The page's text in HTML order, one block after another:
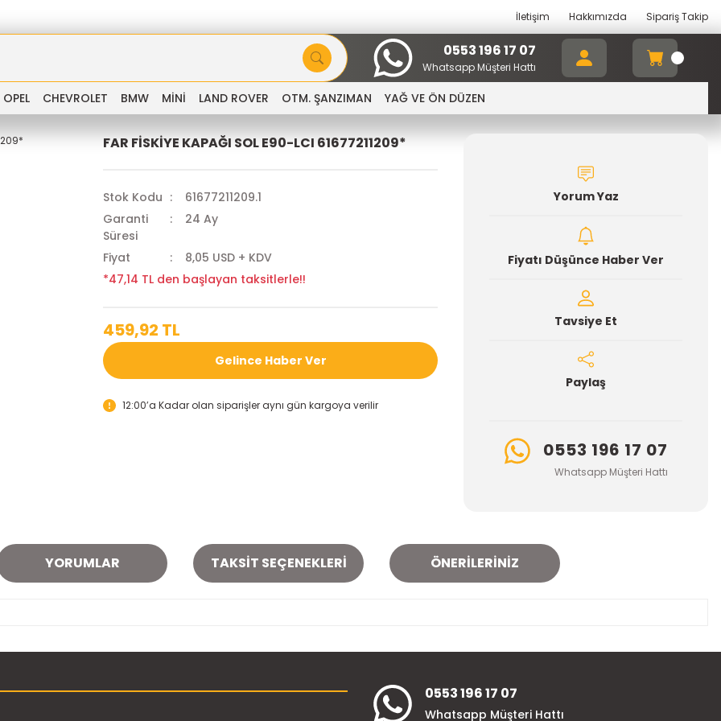
İletişim Hakkımızda Sipariş Takip
0553 196 17 07
Whatsapp Müşteri Hattı
OPEL CHEVROLET BMW MİNİ LAND ROVER OTM. ŞANZIMAN YAĞ VE ÖN DÜZEN
FAR FİSKİYE KAPAĞI SOL E90-LCI 61677211209*
Stok Kodu
61677211209.1
Garanti
Süresi
24 Ay
Fiyat
8,05 USD + KDV
*47,14 TL den başlayan taksitlerle!!
459,92 TL
Gelince Haber Ver
12:00’a Kadar olan siparişler aynı gün kargoya verilir
Yorum Yaz
Fiyatı Düşünce Haber Ver
Tavsiye Et
Paylaş
0553 196 17 07
Whatsapp Müşteri Hattı
YORUMLAR TAKSIT SEÇENEKLERI ÖNERILERINIZ
Bu ürüne ilk yorumu siz yapın! 0553 196 17 07
Whatsapp Müşteri Hattı